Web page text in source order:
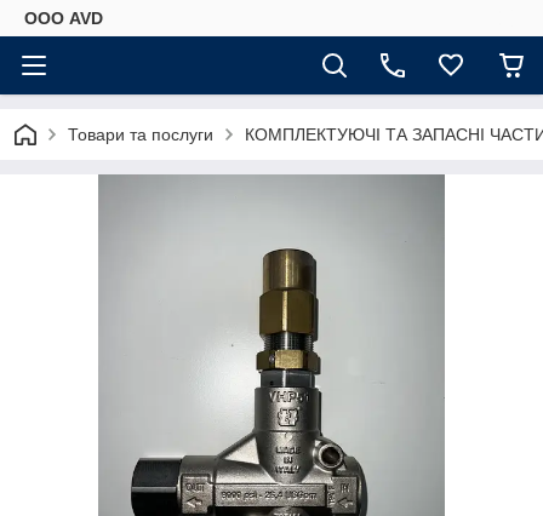
ООО AVD
Товари та послуги КОМПЛЕКТУЮЧІ ТА ЗАПАСНІ